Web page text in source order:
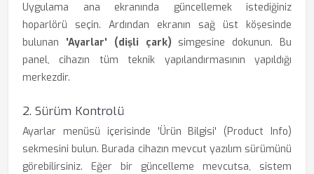
Uygulama ana ekranında güncellemek istediğiniz
hoparlörü seçin. Ardından ekranın sağ üst köşesinde
bulunan 'Ayarlar' (dişli çark) simgesine dokunun. Bu
panel, cihazın tüm teknik yapılandırmasının yapıldığı
merkezdir.
2. Sürüm Kontrolü
Ayarlar menüsü içerisinde 'Ürün Bilgisi' (Product Info)
sekmesini bulun. Burada cihazın mevcut yazılım sürümünü
görebilirsiniz. Eğer bir güncelleme mevcutsa, sistem